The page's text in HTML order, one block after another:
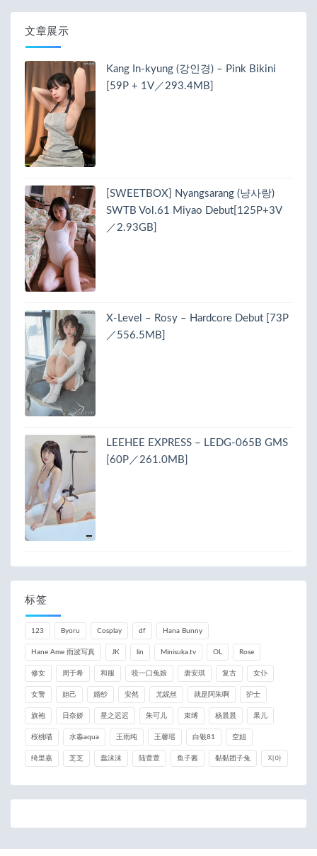
文章展示
Kang In-kyung (강인경) – Pink Bikini
[59P + 1V／293.4MB]
[SWEETBOX] Nyangsarang (냥사랑)
SWTB Vol.61 Miyao Debut[125P+3V
／2.93GB]
X-Level – Rosy – Hardcore Debut [73P
／556.5MB]
LEEHEE EXPRESS – LEDG-065B GMS
[60P／261.0MB]
标签
123 Byoru Cosplay df Hana Bunny
Hane Ame 雨波写真 JK lin Minisuka.tv OL Rose
修女 周于希 和服 咬一口兔娘 唐安琪 复古 女仆
女警 妲己 婚纱 安然 尤妮丝 就是阿朱啊 护士
旗袍 日奈娇 星之迟迟 朱可儿 束缚 杨晨晨 果儿
桜桃喵 水淼aqua 王雨纯 王馨瑶 白银81 空姐
绮里嘉 芝芝 蠢沫沫 陆萱萱 鱼子酱 黏黏团子兔 지아